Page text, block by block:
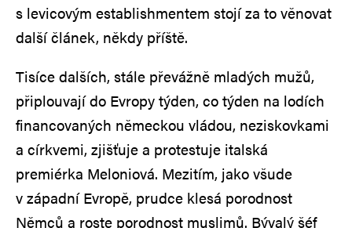
s levicovým establishmentem stojí za to věnovat
další článek, někdy příště.
Tisíce dalších, stále převážně mladých mužů,
připlouvají do Evropy týden, co týden na lodích
financovaných německou vládou, neziskovkami
a církvemi, zjišťuje a protestuje italská
premiérka Meloniová. Mezitím, jako všude
v západní Evropě, prudce klesá porodnost
Němců a roste porodnost muslimů. Bývalý šéf